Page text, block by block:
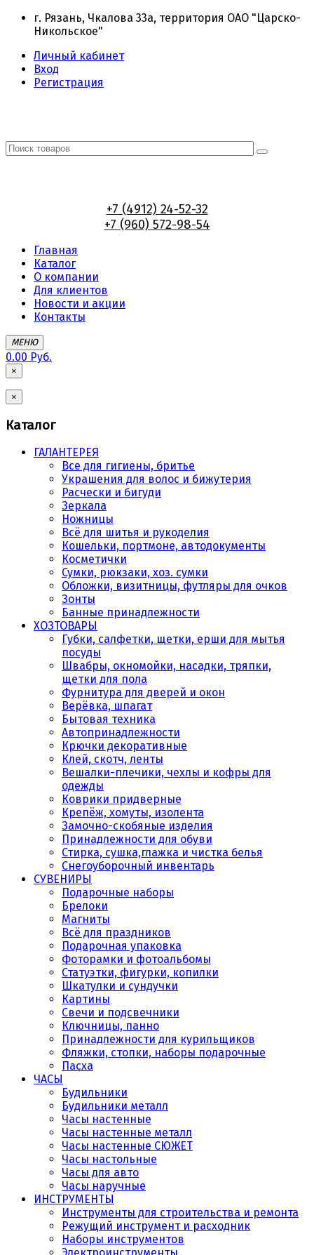
г. Рязань, Чкалова 33а, территория ОАО "Царско-
Никольское"
Личный кабинет
Вход
Регистрация
+7 (4912) 24-52-32
+7 (960) 572-98-54
Главная
Каталог
О компании
Для клиентов
Новости и акции
Контакты
МЕНЮ
0.00 Руб.
×
×
Каталог
ГАЛАНТЕРЕЯ
Все для гигиены, бритье
Украшения для волос и бижутерия
Расчески и бигуди
Зеркала
Ножницы
Всё для шитья и рукоделия
Кошельки, портмоне, автодокументы
Косметички
Сумки, рюкзаки, хоз. сумки
Обложки, визитницы, футляры для очков
Зонты
Банные принадлежности
ХОЗТОВАРЫ
Губки, салфетки, щетки, ерши для мытья
посуды
Швабры, окномойки, насадки, тряпки,
щетки для пола
Фурнитура для дверей и окон
Верёвка, шпагат
Бытовая техника
Автопринадлежности
Крючки декоративные
Клей, скотч, ленты
Вешалки-плечики, чехлы и кофры для
одежды
Коврики придверные
Крепёж, хомуты, изолента
Замочно-скобяные изделия
Принадлежности для обуви
Стирка, сушка,глажка и чистка белья
Снегоуборочный инвентарь
СУВЕНИРЫ
Подарочные наборы
Брелоки
Магниты
Всё для праздников
Подарочная упаковка
Фоторамки и фотоальбомы
Статуэтки, фигурки, копилки
Шкатулки и сундучки
Картины
Свечи и подсвечники
Ключницы, панно
Принадлежности для курильщиков
Фляжки, стопки, наборы подарочные
Пасха
ЧАСЫ
Будильники
Будильники металл
Часы настенные
Часы настенные металл
Часы настенные СЮЖЕТ
Часы настольные
Часы для авто
Часы наручные
ИНСТРУМЕНТЫ
Инструменты для строительства и ремонта
Режущий инструмент и расходник
Наборы инструментов